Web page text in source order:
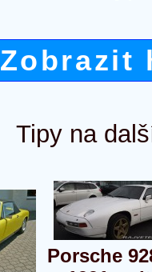
Zobrazit
Tipy na
Porsche